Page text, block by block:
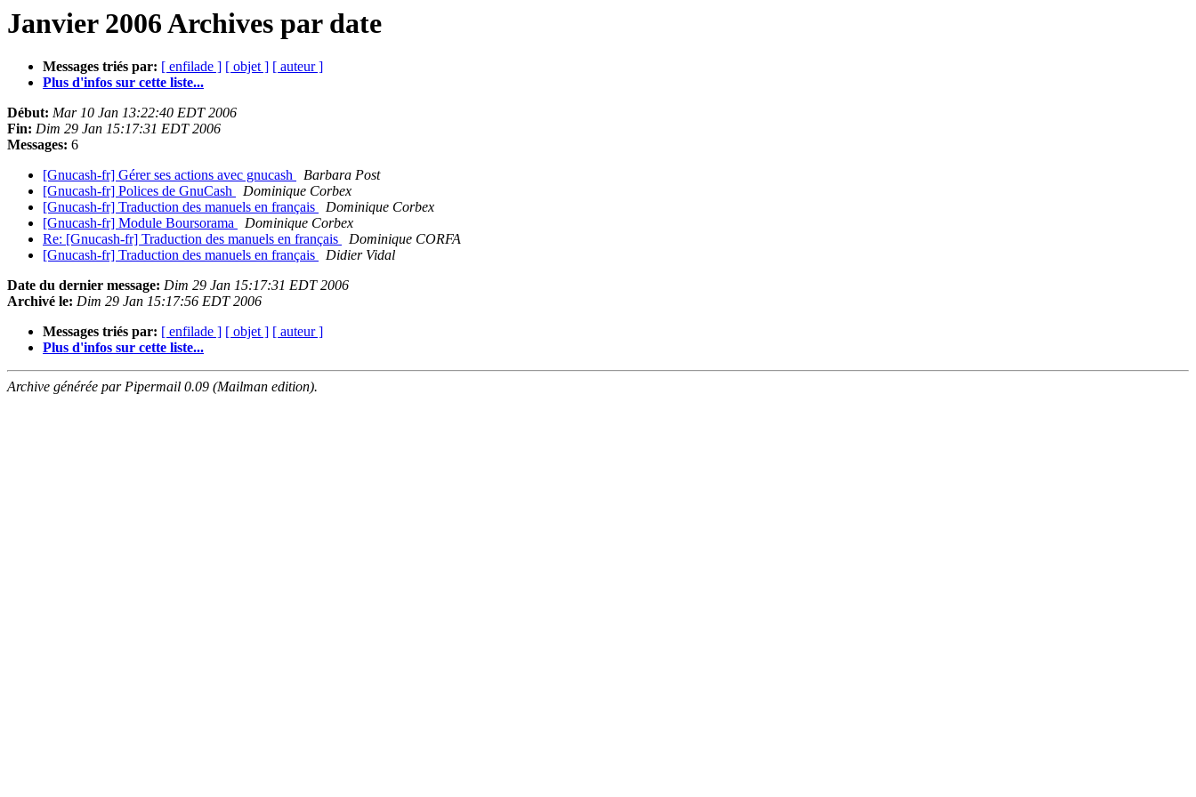
Janvier 2006 Archives par date
Messages triés par: [ enfilade ] [ objet ] [ auteur ]
Plus d'infos sur cette liste...
Début: Mar 10 Jan 13:22:40 EDT 2006
Fin: Dim 29 Jan 15:17:31 EDT 2006
Messages: 6
[Gnucash-fr] Gérer ses actions avec gnucash
Barbara Post
[Gnucash-fr] Polices de GnuCash
Dominique Corbex
[Gnucash-fr] Traduction des manuels en français
Dominique Corbex
[Gnucash-fr] Module Boursorama
Dominique Corbex
Re: [Gnucash-fr] Traduction des manuels en français
Dominique CORFA
[Gnucash-fr] Traduction des manuels en français
Didier Vidal
Date du dernier message: Dim 29 Jan 15:17:31 EDT 2006
Archivé le: Dim 29 Jan 15:17:56 EDT 2006
Messages triés par: [ enfilade ] [ objet ] [ auteur ]
Plus d'infos sur cette liste...
Archive générée par Pipermail 0.09 (Mailman edition).